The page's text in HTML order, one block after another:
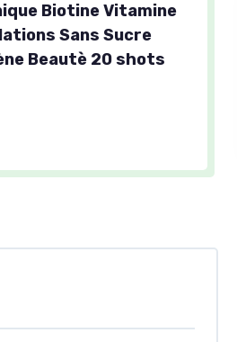
Biotine Vitamine
Sans Sucre
Beautè 20 shots